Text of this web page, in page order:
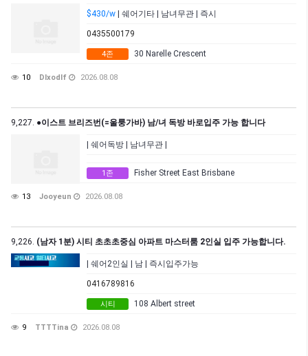
$430/w | 쉐어기타 | 남녀무관 | 즉시
0435500179
4존 30 Narelle Crescent
10 Dlxodlf 2026.08.08
9,227. ●이스트 브리즈번(=울룽가바) 남/녀 독방 바로입주 가능 합니다
| 쉐어독방 | 남녀무관 |
1존 Fisher Street East Brisbane
13 Jooyeun 2026.08.08
9,226. (남자 1분) 시티 초초초중심 아파트 마스터룸 2인실 입주 가능합니다.
| 쉐어2인실 | 남 | 즉시입주가능
0416789816
시티 108 Albert street
9 TTTTina 2026.08.08